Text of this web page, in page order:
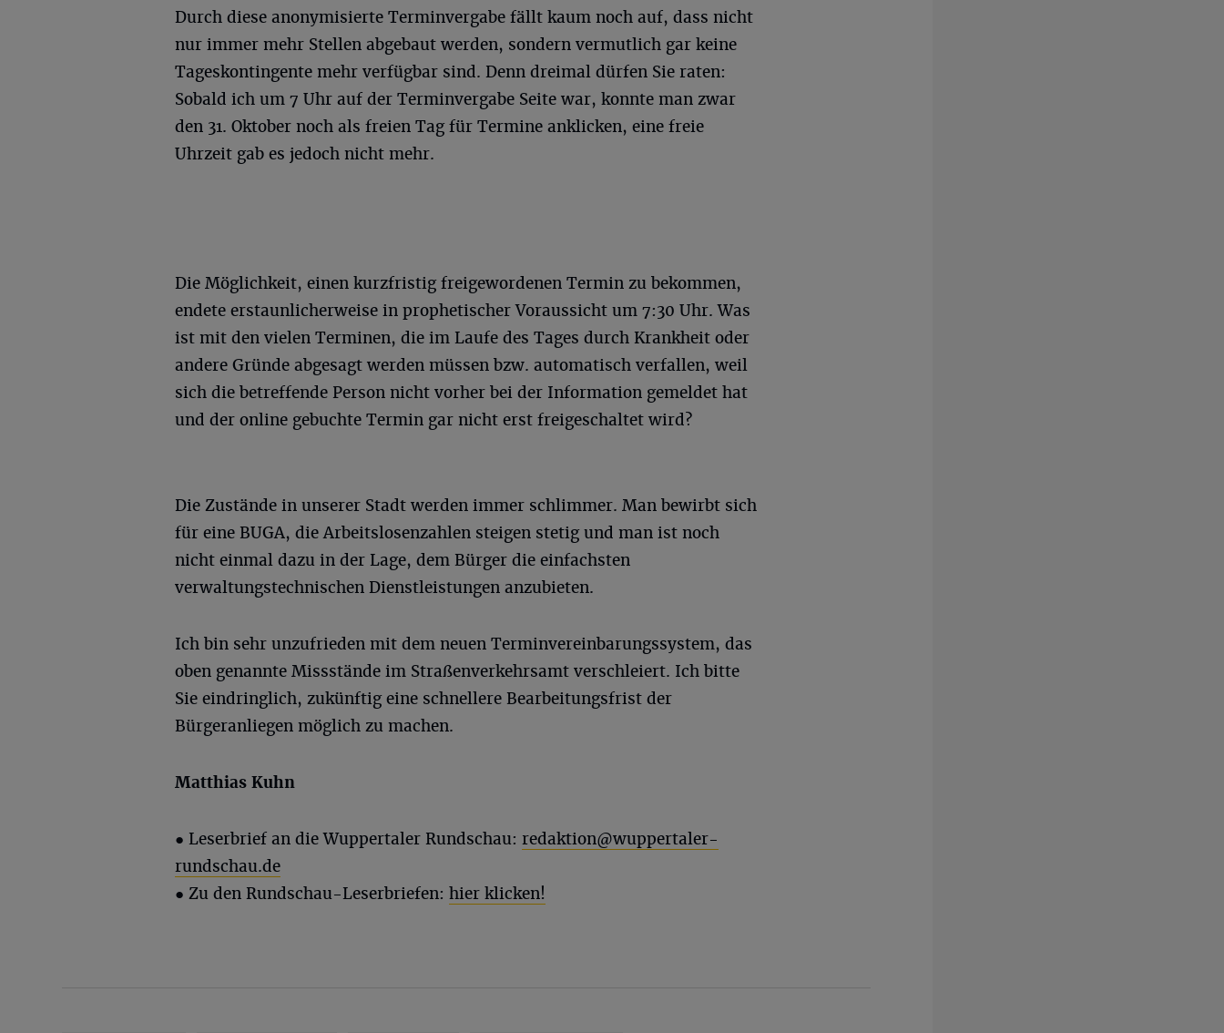
Durch diese anonymisierte Terminvergabe fällt kaum noch auf, dass nicht
nur immer mehr Stellen abgebaut werden, sondern vermutlich gar keine
Tageskontingente mehr verfügbar sind. Denn dreimal dürfen Sie raten:
Sobald ich um 7 Uhr auf der Terminvergabe Seite war, konnte man zwar
den 31. Oktober noch als freien Tag für Termine anklicken, eine freie
Uhrzeit gab es jedoch nicht mehr.
Die Möglichkeit, einen kurzfristig freigewordenen Termin zu bekommen,
endete erstaunlicherweise in prophetischer Voraussicht um 7:30 Uhr. Was
ist mit den vielen Terminen, die im Laufe des Tages durch Krankheit oder
andere Gründe abgesagt werden müssen bzw. automatisch verfallen, weil
sich die betreffende Person nicht vorher bei der Information gemeldet hat
und der online gebuchte Termin gar nicht erst freigeschaltet wird?
Die Zustände in unserer Stadt werden immer schlimmer. Man bewirbt sich
für eine BUGA, die Arbeitslosenzahlen steigen stetig und man ist noch
nicht einmal dazu in der Lage, dem Bürger die einfachsten
verwaltungstechnischen Dienstleistungen anzubieten.
Ich bin sehr unzufrieden mit dem neuen Terminvereinbarungssystem, das
oben genannte Missstände im Straßenverkehrsamt verschleiert. Ich bitte
Sie eindringlich, zukünftig eine schnellere Bearbeitungsfrist der
Bürgeranliegen möglich zu machen.
Matthias Kuhn
● Leserbrief an die Wuppertaler Rundschau: redaktion@wuppertaler-
rundschau.de
● Zu den Rundschau-Leserbriefen: hier klicken!